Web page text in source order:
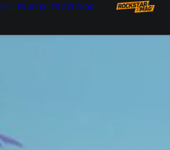
LES JEUXLES STUDIOS